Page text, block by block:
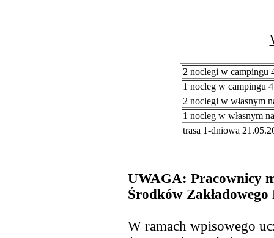
2 noclegi w campingu
1 nocleg w campingu
2 noclegi w własnym
1 nocleg w własnym
trasa 1-dniowa
UWAGA: Pracownicy
Środków
W ramach wpisowego